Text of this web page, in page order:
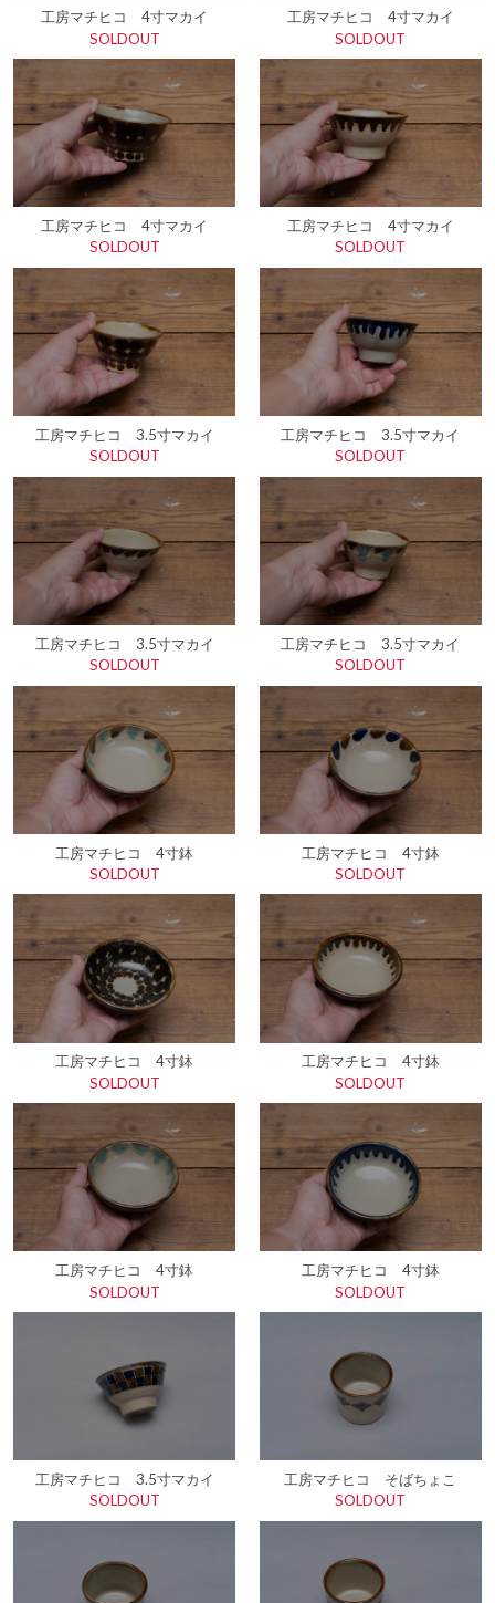
工房マチヒコ 4寸マカイ
SOLDOUT
工房マチヒコ 4寸マカイ
SOLDOUT
工房マチヒコ 4寸マカイ
SOLDOUT
工房マチヒコ 4寸マカイ
SOLDOUT
工房マチヒコ 3.5寸マカイ
SOLDOUT
工房マチヒコ 3.5寸マカイ
SOLDOUT
工房マチヒコ 3.5寸マカイ
SOLDOUT
工房マチヒコ 3.5寸マカイ
SOLDOUT
工房マチヒコ 4寸鉢
SOLDOUT
工房マチヒコ 4寸鉢
SOLDOUT
工房マチヒコ 4寸鉢
SOLDOUT
工房マチヒコ 4寸鉢
SOLDOUT
工房マチヒコ 4寸鉢
SOLDOUT
工房マチヒコ 4寸鉢
SOLDOUT
工房マチヒコ 3.5寸マカイ
SOLDOUT
工房マチヒコ そばちょこ
SOLDOUT